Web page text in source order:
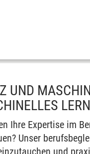
UND
Ihre Expertise im
Unser
und